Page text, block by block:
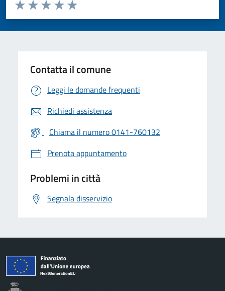
Valuta 5 stelle su 5
Valuta 4 stelle su 5
Valuta 3 stelle su 5
Valuta 2 stelle su 5
Valuta 1 stelle su 5
Contatta il comune
Leggi le domande frequenti
Richiedi assistenza
Chiama il numero 0141-760132
Prenota appuntamento
Problemi in città
Segnala disservizio